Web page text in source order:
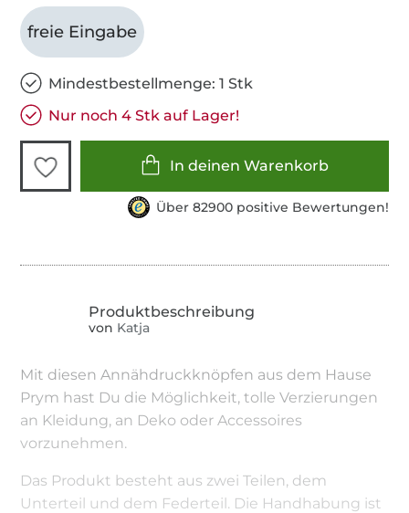
freie Eingabe
Mindestbestellmenge: 1 Stk
Nur noch 4 Stk auf Lager!
In deinen Warenkorb
Über 82900 positive Bewertungen!
von Katja
Mit diesen Annähdruckknöpfen aus dem Hause
Prym hast Du die Möglichkeit, tolle Verzierungen
an Kleidung, an Deko oder Accessoires
vorzunehmen.
Das Produkt besteht aus zwei Teilen, dem
Unterteil und dem Federteil. Die Handhabung ist